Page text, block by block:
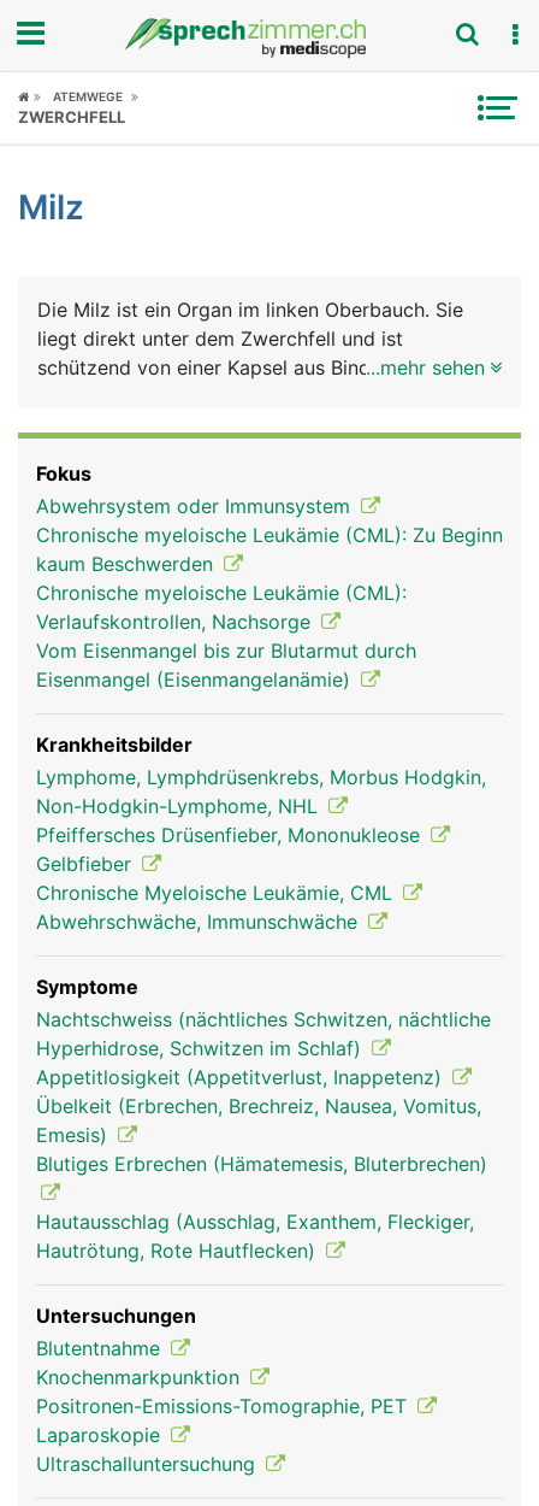
Fokus
Symptome
News
Rubriken
ATEMWEGE
ZWERCHFELL
Milz
Die Milz ist ein Organ im linken Oberbauch. Sie
liegt direkt unter dem Zwerchfell und ist
schützend von einer Kapsel aus Bindegewebe
sogenannten B- und T-Lymphozyten, die als
"Killerzellen" Fremdstoffe wie Bakterien und Viren
erkennen und vernichten können. Ausserdem
werden in der Milz überalterte rote Blutkörperchen
(Erythrozyten) und Blutplättchen (Thrombozyten)
aussortiert und abgebaut.
milz frau milz mann
...mehr sehen
Fokus
Abwehrsystem oder Immunsystem
Chronische myeloische Leukämie (CML): Zu Beginn
kaum Beschwerden
Chronische myeloische Leukämie (CML):
Verlaufskontrollen, Nachsorge
Vom Eisenmangel bis zur Blutarmut durch
Eisenmangel (Eisenmangelanämie)
Krankheitsbilder
Lymphome, Lymphdrüsenkrebs, Morbus Hodgkin,
Non-Hodgkin-Lymphome, NHL
Pfeiffersches Drüsenfieber, Mononukleose
Gelbfieber
Chronische Myeloische Leukämie, CML
Abwehrschwäche, Immunschwäche
Symptome
Nachtschweiss (nächtliches Schwitzen, nächtliche
Hyperhidrose, Schwitzen im Schlaf)
Appetitlosigkeit (Appetitverlust, Inappetenz)
Übelkeit (Erbrechen, Brechreiz, Nausea, Vomitus,
Emesis)
Blutiges Erbrechen (Hämatemesis, Bluterbrechen)
Hautausschlag (Ausschlag, Exanthem, Fleckiger,
Hautrötung, Rote Hautflecken)
Untersuchungen
Blutentnahme
Knochenmarkpunktion
Positronen-Emissions-Tomographie, PET
Laparoskopie
Ultraschalluntersuchung